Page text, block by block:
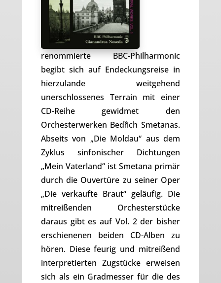
renommierte BBC-Philharmonic
begibt sich auf Endeckungsreise in
hierzulande weitgehend
unerschlossenes Terrain mit einer
CD-Reihe gewidmet den
Orchesterwerken Bedřich Smetanas.
Abseits von „Die Moldau“ aus dem
Zyklus sinfonischer Dichtungen
„Mein Vaterland“ ist Smetana primär
durch die Ouvertüre zu seiner Oper
„Die verkaufte Braut“ geläufig. Die
mitreißenden Orchesterstücke
daraus gibt es auf Vol. 2 der bisher
erschienenen beiden CD-Alben zu
hören. Diese feurig und mitreißend
interpretierten Zugstücke erweisen
sich als ein Gradmesser für die des